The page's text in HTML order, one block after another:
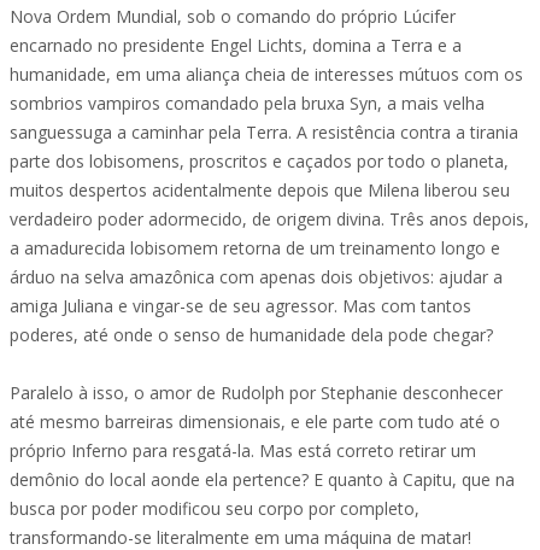
Nova Ordem Mundial, sob o comando do próprio Lúcifer
encarnado no presidente Engel Lichts, domina a Terra e a
humanidade, em uma aliança cheia de interesses mútuos com os
sombrios vampiros comandado pela bruxa Syn, a mais velha
sanguessuga a caminhar pela Terra. A resistência contra a tirania
parte dos lobisomens, proscritos e caçados por todo o planeta,
muitos despertos acidentalmente depois que Milena liberou seu
verdadeiro poder adormecido, de origem divina. Três anos depois,
a amadurecida lobisomem retorna de um treinamento longo e
árduo na selva amazônica com apenas dois objetivos: ajudar a
amiga Juliana e vingar-se de seu agressor. Mas com tantos
poderes, até onde o senso de humanidade dela pode chegar?
Paralelo à isso, o amor de Rudolph por Stephanie desconhecer
até mesmo barreiras dimensionais, e ele parte com tudo até o
próprio Inferno para resgatá-la. Mas está correto retirar um
demônio do local aonde ela pertence? E quanto à Capitu, que na
busca por poder modificou seu corpo por completo,
transformando-se literalmente em uma máquina de matar!